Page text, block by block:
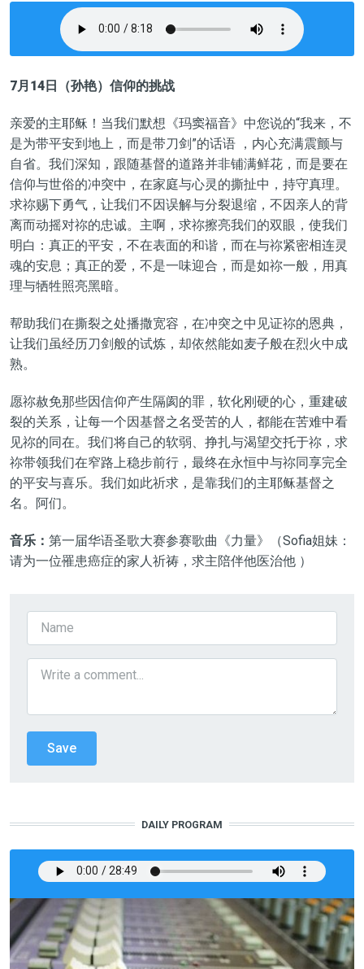
7月14日（孙艳）信仰的挑战
亲爱的主耶稣！当我们默想《玛窦福音》中您说的“我来，不
是为带平安到地上，而是带刀剑”的话语 ，内心充满震颤与
自省。我们深知，跟随基督的道路并非铺满鲜花，而是要在
信仰与世俗的冲突中，在家庭与心灵的撕扯中，持守真理。
求祢赐下勇气，让我们不因误解与分裂退缩，不因亲人的背
离而动摇对祢的忠诚。主啊，求祢擦亮我们的双眼，使我们
明白：真正的平安，不在表面的和谐，而在与祢紧密相连灵
魂的安息；真正的爱，不是一味迎合，而是如祢一般，用真
理与牺牲照亮黑暗。
帮助我们在撕裂之处播撒宽容，在冲突之中见证祢的恩典，
让我们虽经历刀剑般的试炼，却依然能如麦子般在烈火中成
熟。
愿祢赦免那些因信仰产生隔阂的罪，软化刚硬的心，重建破
裂的关系，让每一个因基督之名受苦的人，都能在苦难中看
见祢的同在。我们将自己的软弱、挣扎与渴望交托于祢，求
祢带领我们在窄路上稳步前行，最终在永恒中与祢同享完全
的平安与喜乐。我们如此祈求，是靠我们的主耶稣基督之
名。阿们。
音乐： 第一届华语圣歌大赛参赛歌曲《力量》（Sofia姐妹：
请为一位罹患癌症的家人祈祷，求主陪伴他医治他 ）
DAILY PROGRAM